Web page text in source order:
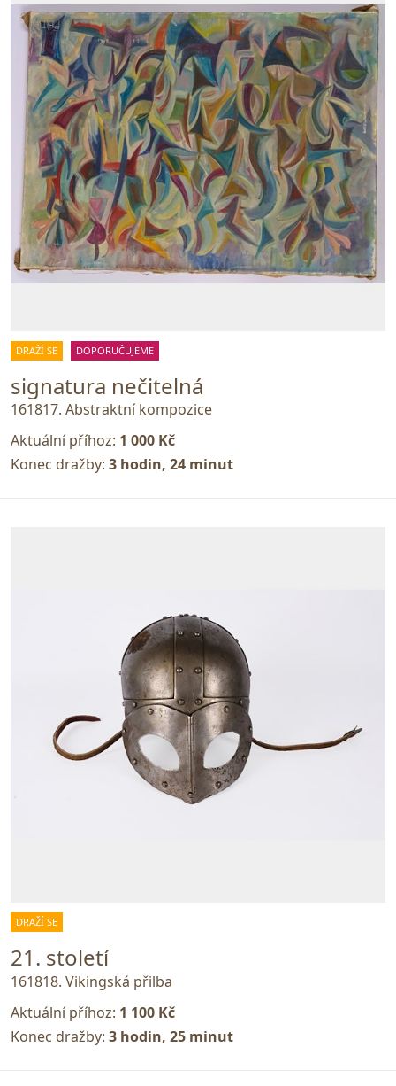
DRAŽÍ SE DOPORUČUJEME
signatura nečitelná
161817. Abstraktní kompozice
Aktuální příhoz: 1 000 Kč
Konec dražby: 3 hodin, 24 minut
DRAŽÍ SE
21. století
161818. Vikingská přilba
Aktuální příhoz: 1 100 Kč
Konec dražby: 3 hodin, 25 minut